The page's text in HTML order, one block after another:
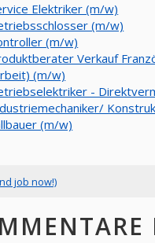
Elektriker (m/w)
(m/w)
(m/w)
Verkauf
(m/w)
-
(m/w)
job now!)